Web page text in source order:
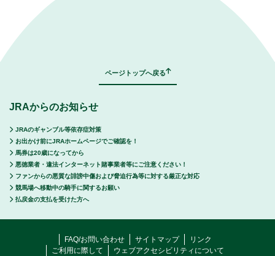
ページトップへ戻る
JRAからのお知らせ
JRAのギャンブル等依存症対策
お出かけ前にJRAホームページでご確認を！
馬券は20歳になってから
悪徳業者・違法インターネット賭事業者等にご注意ください！
ファンからの悪質な誹謗中傷および脅迫行為等に対する厳正な対応
競馬場へ移動中の騎手に関するお願い
払戻金の支払を受けた方へ
FAQ/お問い合わせ サイトマップ
リンク
ご利用に際して
ウェブアクセシビリティについて